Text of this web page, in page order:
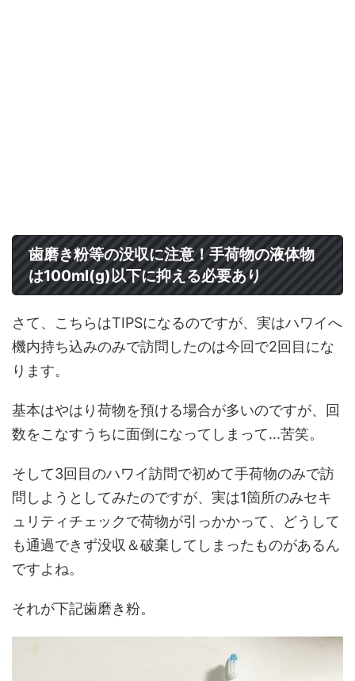
歯磨き粉等の没収に注意！手荷物の液体物
は100ml(g)以下に抑える必要あり
さて、こちらはTIPSになるのですが、実はハワイへ
機内持ち込みのみで訪問したのは今回で2回目にな
ります。
基本はやはり荷物を預ける場合が多いのですが、回
数をこなすうちに面倒になってしまって...苦笑。
そして3回目のハワイ訪問で初めて手荷物のみで訪
問しようとしてみたのですが、実は1箇所のみセキ
ュリティチェックで荷物が引っかかって、どうして
も通過できず没収＆破棄してしまったものがあるん
ですよね。
それが下記歯磨き粉。